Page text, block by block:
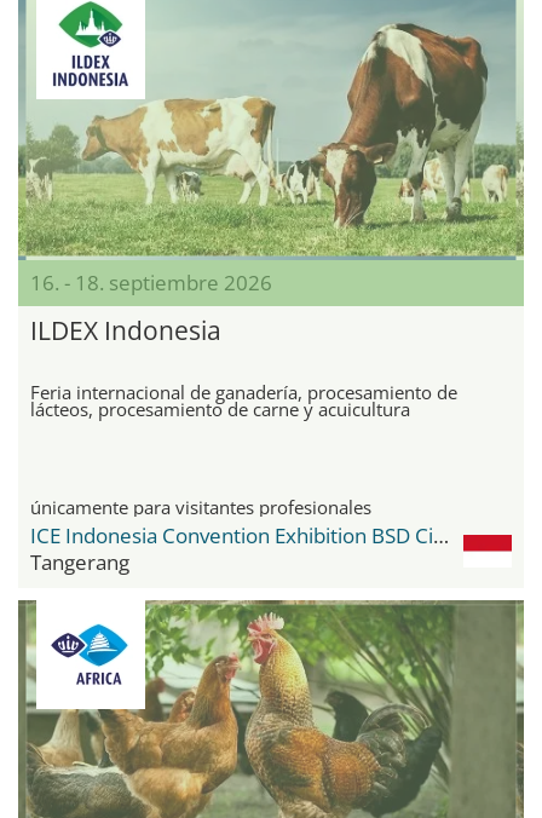
16. - 18. septiembre 2026
ILDEX Indonesia
Feria internacional de ganadería, procesamiento de
lácteos, procesamiento de carne y acuicultura
únicamente para visitantes profesionales
ICE Indonesia Convention Exhibition BSD City
Tangerang